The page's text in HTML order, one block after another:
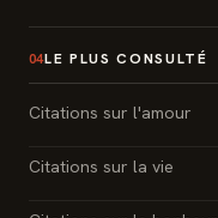
04LE PLUS CONSULTÉ
Citations sur l'amour
Citations sur la vie